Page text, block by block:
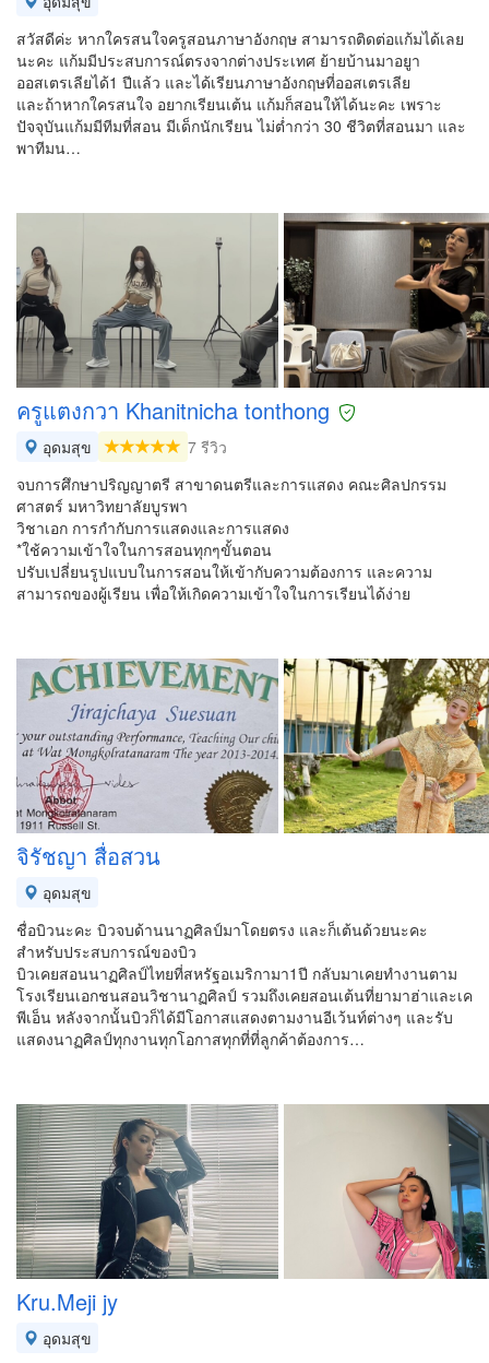
สวัสดีค่ะ หากใครสนใจครูสอนภาษาอังกฤษ สามารถติดต่อแก้มได้เลย
นะคะ แก้มมีประสบการณ์ตรงจากต่างประเทศ ย้ายบ้านมาอยูา
ออสเตรเลียได้1 ปีแล้ว และได้เรียนภาษาอังกฤษที่ออสเตรเลีย
และถ้าหากใครสนใจ อยากเรียนเต้น แก้มก็สอนให้ได้นะคะ เพราะ
ปัจจุบันแก้มมีทีมที่สอน มีเด็กนักเรียน ไม่ต่ำกว่า 30 ชีวิตที่สอนมา และ
พาทีมน…
ครูแตงกวา Khanitnicha tonthong
อุดมสุข
7 รีวิว
จบการศึกษาปริญญาตรี สาขาดนตรีและการแสดง คณะศิลปกรรม
ศาสตร์ มหาวิทยาลัยบูรพา
วิชาเอก การกำกับการแสดงและการแสดง
*ใช้ความเข้าใจในการสอนทุกๆขั้นตอน
ปรับเปลี่ยนรูปแบบในการสอนให้เข้ากับความต้องการ และความ
สามารถของผู้เรียน เพื่อให้เกิดความเข้าใจในการเรียนได้ง่าย
จิรัชญา สื่อสวน
อุดมสุข
ชื่อบิวนะคะ บิวจบด้านนาฏศิลป์มาโดยตรง และก็เต้นด้วยนะคะ
สำหรับประสบการณ์ของบิว
บิวเคยสอนนาฏศิลป์ไทยที่สหรัฐอเมริกามา1ปี กลับมาเคยทำงานตาม
โรงเรียนเอกชนสอนวิชานาฏศิลป์ รวมถึงเคยสอนเต้นที่ยามาฮ่าและเค
พีเอ็น หลังจากนั้นบิวก็ได้มีโอกาสแสดงตามงานอีเว้นท์ต่างๆ และรับ
แสดงนาฏศิลป์ทุกงานทุกโอกาสทุกที่ที่ลูกค้าต้องการ…
Kru.Meji jy
อุดมสุข